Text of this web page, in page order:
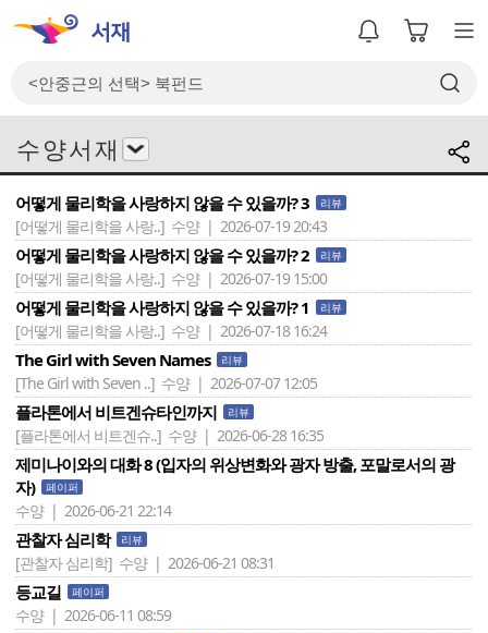
수 양 서 재
어떻게 물리학을 사랑하지 않을 수 있을까? 3 리뷰
[어떻게 물리학을 사랑..] 수양 | 2026-07-19 20:43
어떻게 물리학을 사랑하지 않을 수 있을까? 2 리뷰
[어떻게 물리학을 사랑..] 수양 | 2026-07-19 15:00
어떻게 물리학을 사랑하지 않을 수 있을까? 1 리뷰
[어떻게 물리학을 사랑..] 수양 | 2026-07-18 16:24
The Girl with Seven Names 리뷰
[The Girl with Seven ..] 수양 | 2026-07-07 12:05
플라톤에서 비트겐슈타인까지 리뷰
[플라톤에서 비트겐슈..] 수양 | 2026-06-28 16:35
제미나이와의 대화 8 (입자의 위상변화와 광자 방출, 포말로서의 광
자)
페이퍼
수양 | 2026-06-21 22:14
관찰자 심리학 리뷰
[관찰자 심리학] 수양 | 2026-06-21 08:31
등교길 페이퍼
수양 | 2026-06-11 08:59